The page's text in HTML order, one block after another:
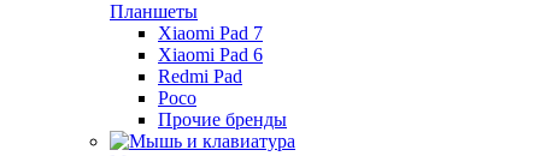
Планшеты
Xiaomi Pad 7
Xiaomi Pad 6
Redmi Pad
Poco
Прочие бренды